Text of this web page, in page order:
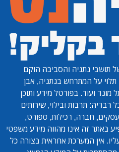
תושבי נתניה והסביבה הוקם
תלוי על המתרחש בנתניה, אבן
מונד ועוד. בפורטל מידע ותוכן
תרבות ובילוי, שירותים
עסקים, חברה, רכילות, ספורט,
באתר זה אינו מהווה מידע משפטי
אין המערכת אחראית בצורה כל